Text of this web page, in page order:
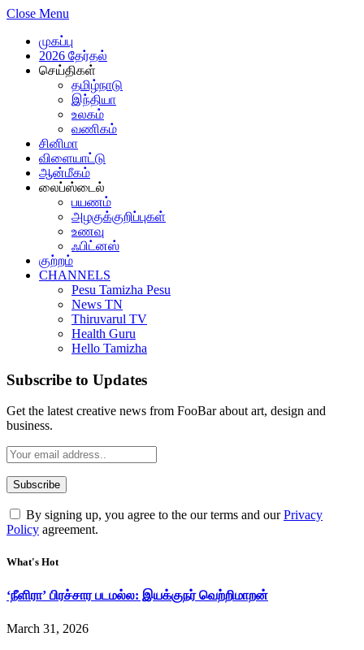
Close Menu
முகப்பு
2026 தேர்தல்
செய்திகள்
தமிழ்நாடு
இந்தியா
உலகம்
வணிகம்
சினிமா
விளையாட்டு
ஆன்மீகம்
லைப்ஸ்டைல்
பயணம்
அழகுக்குறிப்புகள்
உணவு
ஃபிட்னஸ்
குற்றம்
CHANNELS
Pesu Tamizha Pesu
News TN
Thiruvarul TV
Health Guru
Hello Tamizha
Subscribe to Updates
Get the latest creative news from FooBar about art, design and
business.
By signing up, you agree to the our terms and ourPrivacy
Policy agreement.
What's Hot
‘நீளிரா’ பிரச்சார படமல்ல: இயக்குநர் வெற்றிமாறன்
March 31, 2026